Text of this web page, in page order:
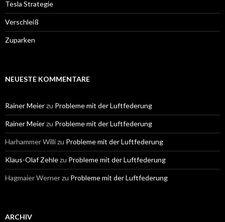
Tesla Strategie
Verschleiß
Zuparken
NEUESTE KOMMENTARE
Rainer Meierzu Probleme mit der Luftfederung
Rainer Meierzu Probleme mit der Luftfederung
Harhammer Willizu Probleme mit der Luftfederung
Klaus-Olaf Zehlezu Probleme mit der Luftfederung
Hagmaier Wernerzu Probleme mit der Luftfederung
ARCHIV